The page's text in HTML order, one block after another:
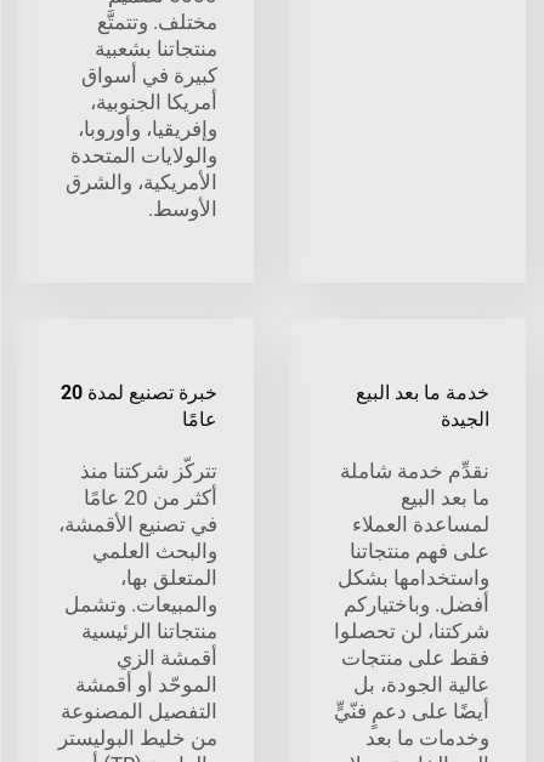
مختلف. وتتمتَّع
منتجاتنا بشعبية
كبيرة في أسواق
أمريكا الجنوبية،
وإفريقيا، وأوروبا،
والولايات المتحدة
الأمريكية، والشرق
الأوسط.
خدمة ما بعد البيع
الجيدة
نقدِّم خدمة شاملة
ما بعد البيع
لمساعدة العملاء
على فهم منتجاتنا
واستخدامها بشكل
أفضل. وباختياركم
شركتنا، لن تحصلوا
فقط على منتجات
عالية الجودة، بل
أيضًا على دعمٍ فنّيٍّ
وخدمات ما بعد
خبرة تصنيع لمدة 20
عامًا
تتركّز شركتنا منذ
أكثر من 20 عامًا
في تصنيع الأقمشة،
والبحث العلمي
المتعلق بها،
والمبيعات. وتشمل
منتجاتنا الرئيسية
أقمشة الزي
الموحّد أو أقمشة
التفصيل المصنوعة
من خليط البوليستر